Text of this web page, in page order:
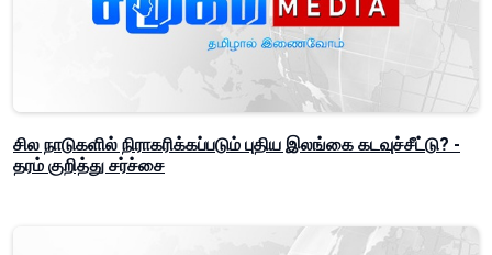
சில நாடுகளில் நிராகரிக்கப்படும் புதிய இலங்கை கடவுச்சீட்டு? -
தரம் குறித்து சர்ச்சை